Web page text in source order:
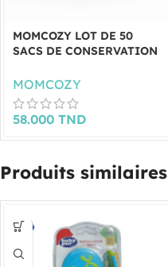
MOMCOZY LOT DE 50
SACS DE CONSERVATION
MOMCOZY
58.000 TND
Produits similaires